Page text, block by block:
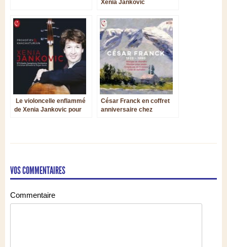
Xenia Jankovic
Le violoncelle enflammé
de Xenia Jankovic pour
César Franck en coffret
anniversaire chez
VOS COMMENTAIRES
Commentaire